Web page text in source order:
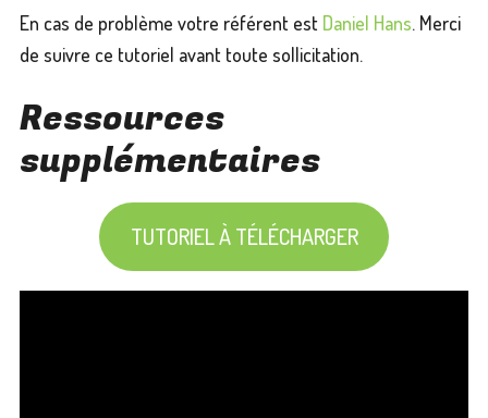
En cas de problème votre référent est Daniel Hans. Merci
de suivre ce tutoriel avant toute sollicitation.
Ressources
supplémentaires
TUTORIEL À TÉLÉCHARGER